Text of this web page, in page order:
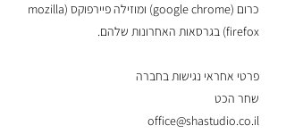
כרום (google chrome) ומוזילה פיירפוקס (mozilla
firefox) בגרסאות האחרונות שלהם.
פרטי אחראי נגישות בחברה​
שחר הכט
office@shastudio.co.il